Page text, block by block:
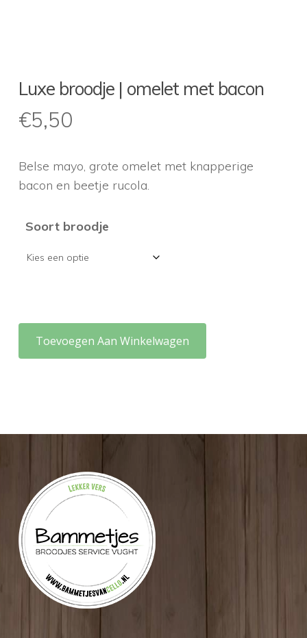
Luxe broodje | omelet met bacon
€5,50
Belse mayo, grote omelet met knapperige
bacon en beetje rucola.
Soort broodje
Toevoegen Aan Winkelwagen